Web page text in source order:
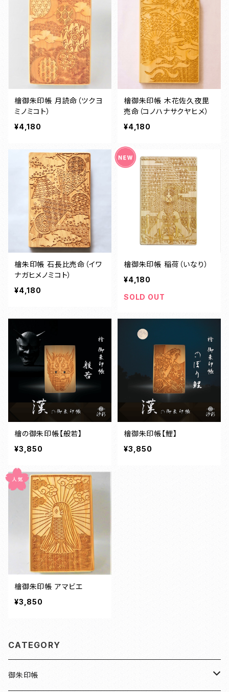
檜御朱印帳 月読命（ツクヨ
ミノミコト）
¥4,180
檜御朱印帳 木花佐久夜毘
売命（コノハナサクヤヒメ）
¥4,180
檜朱印帳 石長比売命（イワ
ナガヒメノミコト）
¥4,180
檜御朱印帳 稲荷（いなり）
¥4,180
SOLD OUT
檜の御朱印帳【般若】
¥3,850
檜御朱印帳【鯉】
¥3,850
檜御朱印帳 アマビエ
¥3,850
CATEGORY
御朱印帳